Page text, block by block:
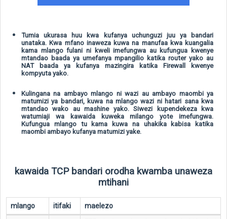
Tumia ukurasa huu kwa kufanya uchunguzi juu ya bandari
unataka. Kwa mfano inaweza kuwa na manufaa kwa kuangalia
kama mlango fulani ni kweli imefungwa au kufungua kwenye
mtandao baada ya umefanya mpangilio katika router yako au
NAT baada ya kufanya mazingira katika Firewall kwenye
kompyuta yako.
Kulingana na ambayo mlango ni wazi au ambayo maombi ya
matumizi ya bandari, kuwa na mlango wazi ni hatari sana kwa
mtandao wako au mashine yako. Siwezi kupendekeza kwa
watumiaji wa kawaida kuweka milango yote imefungwa.
Kufungua mlango tu kama kuwa na uhakika kabisa katika
maombi ambayo kufanya matumizi yake.
kawaida TCP bandari orodha kwamba unaweza
mtihani
mlango itifaki maelezo